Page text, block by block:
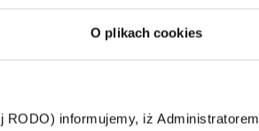
O plikach cookies
informujemy, iż Administratorem